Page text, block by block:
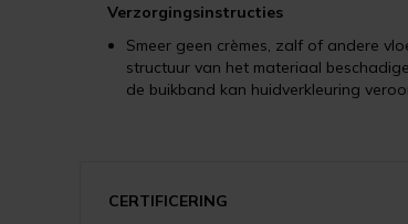
Verzorgingsinstructies
Smeer geen crèmes, zalf of andere
structuur van het materiaal
de buikband kan huidverkleuring
CERTIFICERING